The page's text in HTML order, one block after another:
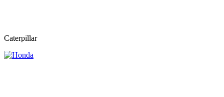
Caterpillar